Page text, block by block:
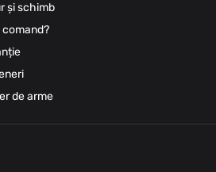
și schimb
comand?
de arme